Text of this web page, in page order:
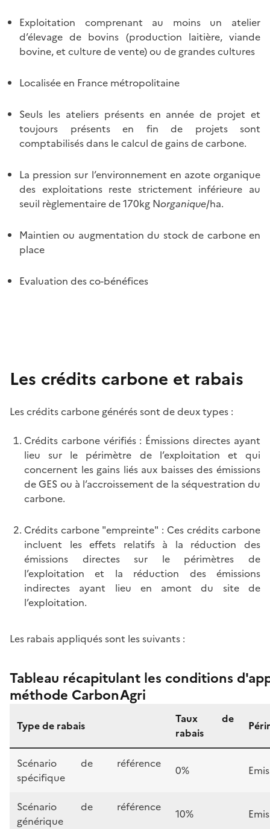
Exploitation comprenant au moins un atelier
d’élevage de bovins (production laitière, viande
bovine, et culture de vente) ou de grandes cultures
Localisée en France métropolitaine
Seuls les ateliers présents en année de projet et
toujours présents en fin de projets sont
comptabilisés dans le calcul de gains de carbone.
La pression sur l’environnement en azote organique
des exploitations reste strictement inférieure au
seuil règlementaire de 170kg Norganique/ha.
Maintien ou augmentation du stock de carbone en
place
Evaluation des co-bénéfices
Les crédits carbone et rabais
Les crédits carbone générés sont de deux types :
Crédits carbone vérifiés : Émissions directes ayant
lieu sur le périmètre de l’exploitation et qui
concernent les gains liés aux baisses des émissions
de GES ou à l’accroissement de la séquestration du
carbone.
Crédits carbone "empreinte" : Ces crédits carbone
incluent les effets relatifs à la réduction des
émissions directes sur le périmètres de
l’exploitation et la réduction des émissions
indirectes ayant lieu en amont du site de
l’exploitation.
Les rabais appliqués sont les suivants :
Tableau récapitulant les conditions
méthode CarbonAgri
Type de rabais
Taux de
rabais
Scénario de référence
spécifique
0%
Scénario de référence
générique
10%